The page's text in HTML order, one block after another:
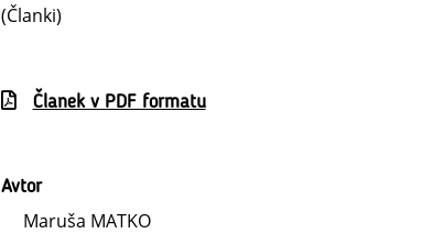
(Članki)
Članek v PDF formatu
Avtor
Maruša MATKO